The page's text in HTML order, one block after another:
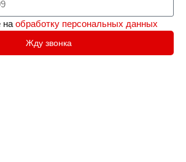
на обработку персональных данных
Жду звонка